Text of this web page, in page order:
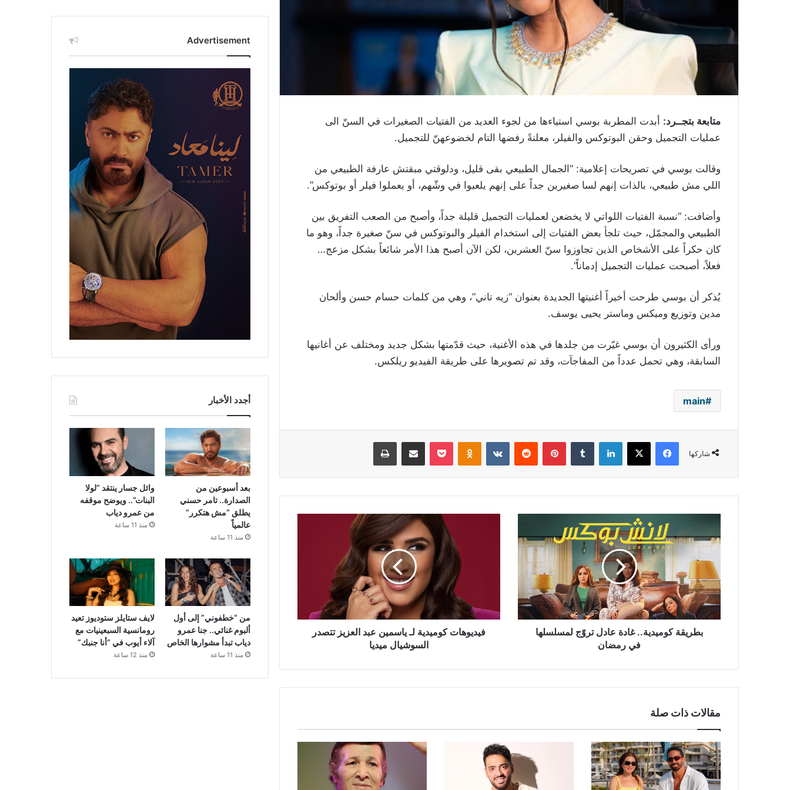
متابعة بتجــرد: أبدت المطربة بوسي استياءها من لجوء العديد من الفتيات الصغيرات في السنّ الى
عمليات التجميل وحقن البوتوكس والفيلر، معلنةً رفضها التام لخضوعهنّ للتجميل.
وقالت بوسي في تصريحات إعلامية: “الجمال الطبيعي بقى قليل، ودلوقتي مبقتش عارفة الطبيعي من
اللي مش طبيعي، بالذات إنهم لسا صغيرين جداً على إنهم يلعبوا في وشّهم، أو يعملوا فيلر أو بوتوكس”.
وأضافت: “نسبة الفتيات اللواتي لا يخضعن لعمليات التجميل قليلة جداً، وأصبح من الصعب التفريق بين
الطبيعي والمجمّل، حيث تلجأ بعض الفتيات إلى استخدام الفيلر والبوتوكس في سنّ صغيرة جداً، وهو ما
كان حكراً على الأشخاص الذين تجاوزوا سنّ العشرين، لكن الآن أصبح هذا الأمر شائعاً بشكل مزعج…
فعلاً، أصبحت عمليات التجميل إدماناً”.
يُذكر أن بوسي طرحت أخيراً أغنيتها الجديدة بعنوان “زيه تاني”، وهي من كلمات حسام حسن وألحان
مدين وتوزيع وميكس وماستر يحيى يوسف.
ورأى الكثيرون أن بوسي غيّرت من جلدها في هذه الأغنية، حيث قدّمتها بشكل جديد ومختلف عن أغانيها
السابقة، وهي تحمل عدداً من المفاجآت، وقد تم تصويرها على طريقة الفيديو ريلكس.
main
شاركها
فيسبوك ‫X لينكدإن بينتيريست Odnoklassniki
‫Pocket مشاركة عبر البريد طباعة
غادة
تروّج
لمسلسلها
في
رمضان
بطريقة كوميدية.. غادة عادل تروّج لمسلسلها
في رمضان
السوشيال
ميديا
فيديوهات كوميدية لـ ياسمين عبد العزيز تتصدر
السوشيال ميديا
مقالات ذات صلة
Advertisement
أجدد الأخبار
بعد أسبوعين من
الصدارة.. تامر حسني
يطلق “مش هتكرر”
عالمياً
منذ 11 ساعة
وائل جسار ينتقد “لولا
البنات”.. ويوضح موقفه
من عمرو دياب
منذ 11 ساعة
من “خطفوني” إلى أول
ألبوم غنائي.. جنا عمرو
دياب تبدأ مشوارها الخاص
منذ 11 ساعة
لايف ستايلز ستوديوز تعيد
رومانسية السبعينيات مع
آلاء أيوب في “أنا جنبك”
منذ 12 ساعة